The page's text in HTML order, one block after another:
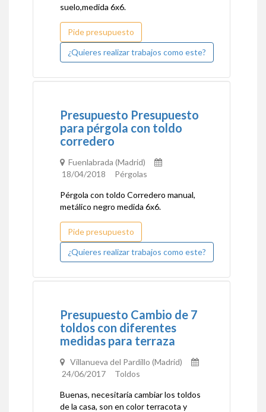
suelo,medida 6x6.
Pide presupuesto
¿Quieres realizar trabajos como este?
Presupuesto Presupuesto
para pérgola con toldo
corredero
Fuenlabrada (Madrid)
18/04/2018 Pérgolas
Pérgola con toldo Corredero manual,
metálico negro medida 6x6.
Pide presupuesto
¿Quieres realizar trabajos como este?
Presupuesto Cambio de 7
toldos con diferentes
medidas para terraza
Villanueva del Pardillo (Madrid)
24/06/2017 Toldos
Buenas, necesitaría cambiar los toldos
de la casa, son en color terracota y